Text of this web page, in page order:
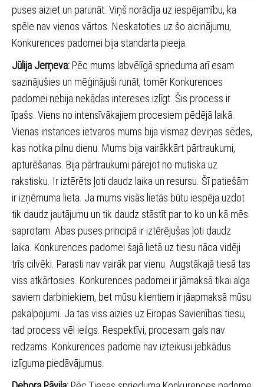
puses aiziet un parunāt. Viņš norādīja uz iespējamību, ka
spēle nav vienos vārtos. Neskatoties uz šo aicinājumu,
Konkurences padomei bija standarta pieeja.
Jūlija Jerņeva: Pēc mums labvēlīgā sprieduma arī esam
sazinājušies un mēģinājuši runāt, tomēr Konkurences
padomei nebija nekādas intereses izlīgt. Šis process ir
īpašs. Viens no intensīvākajiem procesiem pēdējā laikā.
Vienas instances ietvaros mums bija vismaz deviņas sēdes,
kas notika pilnu dienu. Mums bija vairākkārt pārtraukumi,
apturēšanas. Bija pārtraukumi pārejot no mutiska uz
rakstisku. Ir iztērēts ļoti daudz laika un resursu. Šī patiešām
ir izņēmuma lieta. Ja mums visās lietās būtu iespēja uzdot
tik daudz jautājumu un tik daudz stāstīt par to ko un kā mēs
saprotam. Abas puses principā ir iztērējušas ļoti daudz
laika. Konkurences padomei šajā lietā uz tiesu nāca vidēji
trīs cilvēki. Parasti nav vairāk par vienu. Augstākajā tiesā tas
viss atkārtosies. Konkurences padomei ir jāmaksā tikai alga
saviem darbiniekiem, bet mūsu klientiem ir jāapmaksā mūsu
pakalpojumi. Ja tas viss aizies uz Eiropas Savienības tiesu,
tad process vēl ieilgs. Respektīvi, procesam gals nav
redzams. Konkurences padome nav izteikusi jebkādus
izlīguma piedāvājumus.